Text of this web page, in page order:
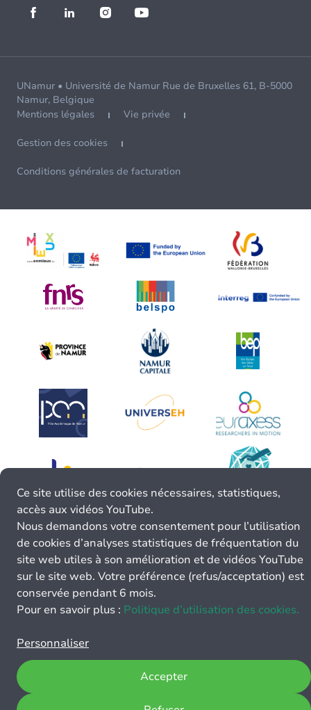
UNamur • Université de Namur Rue de Bruxelles 61, B-5000
Namur, Belgique
Mentions légales
Vie privée
Gestion des cookies
Conditions générales de facturation
Ce site utilise des cookies nécessaires, statistiques,
accès aux vidéos YouTube.
Nous demandons votre consentement pour l’utilisation
de cookies d’analyses statistiques de fréquentation du
site web utiles à son amélioration et de vidéos YouTube
sur le site web. Votre préférence (refus/acceptation) est
conservée pendant 6 mois.
Pour en savoir plus : Politique d’utilisation des cookies.
Personnaliser
Accepter